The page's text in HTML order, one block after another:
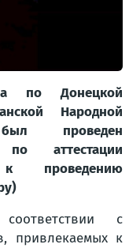
по Донецкой
Народной
проведен
по аттестации
к проведению
с
привлекаемых к